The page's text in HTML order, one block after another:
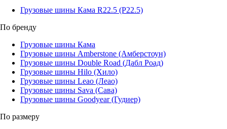
Грузовые шины Кама R22.5 (Р22.5)
По бренду
Грузовые шины Кама
Грузовые шины Amberstone (Амберстоун)
Грузовые шины Double Road (Дабл Роад)
Грузовые шины Hilo (Хило)
Грузовые шины Leao (Леао)
Грузовые шины Sava (Сава)
Грузовые шины Goodyear (Гудиер)
По размеру